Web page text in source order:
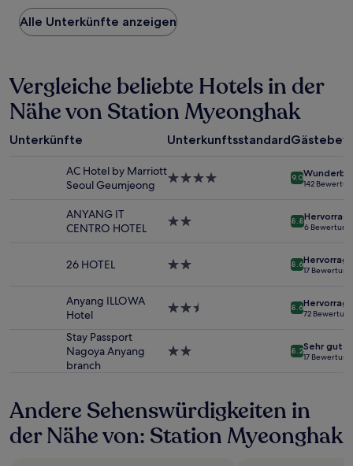
Preis
pro
Nacht,
den
letzten
24 Stunden
für
einen
1 Übernachtung
gefunden
zusätzliche
Alle Unterkünfte anzeigen
Vergleiche beliebte Hotels in der
Nähe von Station Myeonghak
Unterkünfte Unterkunftsstandard
AC Hotel by Marriott
Seoul Geumjeong
4.0-
9.0
142
ANYANG IT
CENTRO HOTEL
2.0-
8.8
6
26 HOTEL
2.0-
8.6
17
Anyang ILLOWA
Hotel
2.5-
8.6
72
Stay Passport
Nagoya Anyang
branch
2.0-
8.2Sehr gut
17
Andere Sehenswürdigkeiten in
der Nähe von: Station Myeonghak